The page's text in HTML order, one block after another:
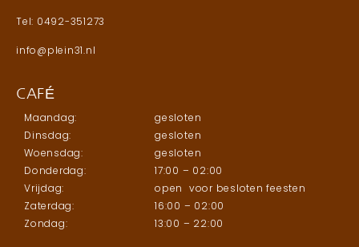
Tel: 0492-351273
info@plein31.nl
CAFÉ
Maandag:
Dinsdag:
Woensdag:
Donderdag:
Vrijdag:
Zaterdag:
Zondag:
gesloten
gesloten
gesloten
17:00 – 02:00
open voor besloten feesten
16:00 – 02:00
13:00 – 22:00